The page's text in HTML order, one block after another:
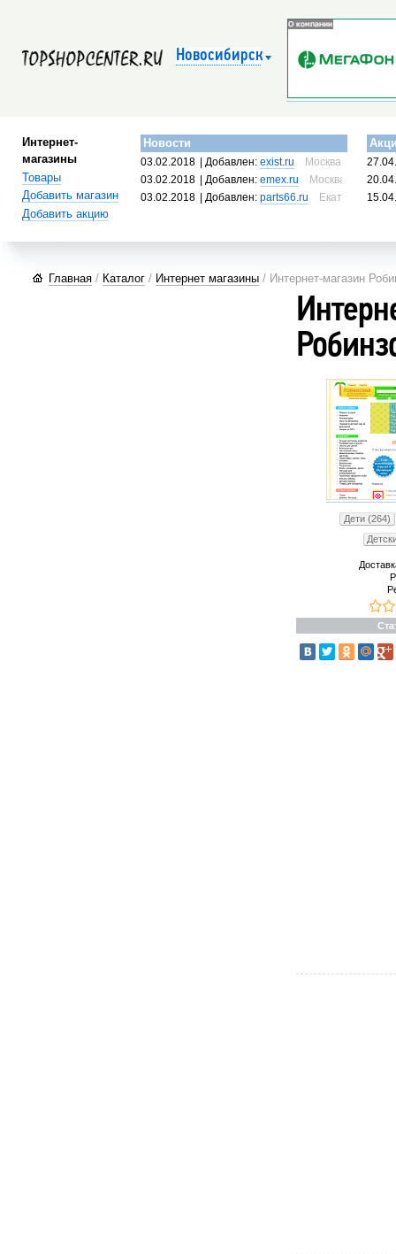
Новосибирск
Интернет-
магазины
Товары
Добавить магазин
Добавить акцию
Новости
03.02.2018 | Добавлен:exist.ru
Москва, Россия
03.02.2018
| Добавлен:emex.ru
Москва, Россия
03.02.2018
| Добавлен:parts66.ru Екатеринбург,
Главная / Каталог / Интернет магазины / Интернет-магазин
Дети (264)